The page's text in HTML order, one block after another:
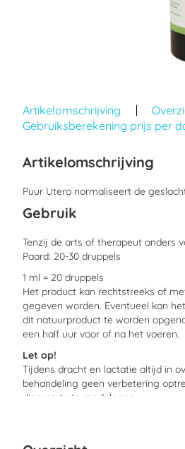
naar
het
begin
de
gallerij
Artikelomschrijving
Gebruiksberekening prijs per
Artikelomschrijving
Puur Utero normaliseert de
Gebruik
Tenzij de arts of therapeut anders
Paard: 20-30 druppels
1 ml = 20 druppels
Het product kan rechtstreeks of
gegeven worden. Eventueel kan
dit natuurproduct te worden
een half uur voor of na het voeren.
Let op!
Tijdens dracht en lactatie altijd in
behandeling geen verbetering
dierenarts te raadplegen.